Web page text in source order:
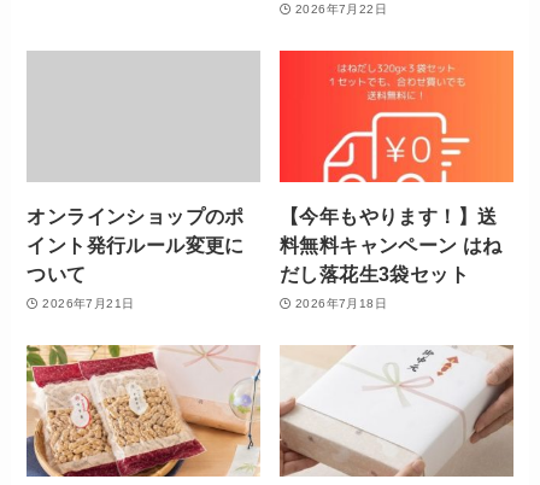
2026年7月22日
オンラインショップのポ
イント発行ルール変更に
ついて
2026年7月21日
【今年もやります！】送
料無料キャンペーン はね
だし落花生3袋セット
2026年7月18日